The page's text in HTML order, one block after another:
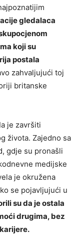
gledalaca
koji su
postala
zahvaljujući toj
britanske
je završiti
života. Zajedno sa
gdje su pronašli
medijske
je okružena
se pojavljujući u
su da je ostala
drugima, bez